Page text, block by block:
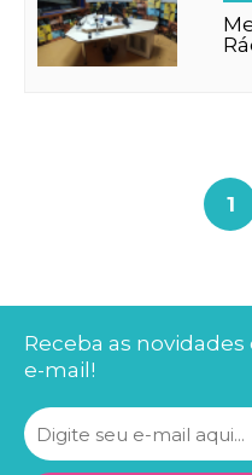
1
Receba as novidades
e-mail!